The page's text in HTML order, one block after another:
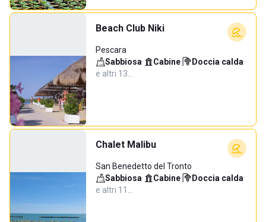
Beach Club Niki
Pescara
Sabbiosa· Cabine· Doccia calda·
e altri 13…
Chalet Malibu
San Benedetto del Tronto
Sabbiosa· Cabine· Doccia calda·
e altri 11…